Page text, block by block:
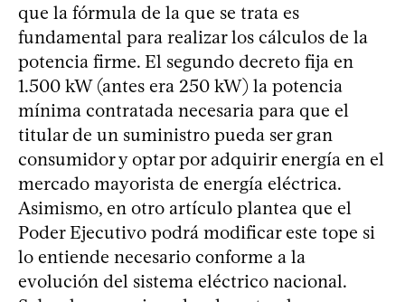
que la fórmula de la que se trata es
fundamental para realizar los cálculos de la
potencia firme. El segundo decreto fija en
1.500 kW (antes era 250 kW) la potencia
mínima contratada necesaria para que el
titular de un suministro pueda ser gran
consumidor y optar por adquirir energía en el
mercado mayorista de energía eléctrica.
Asimismo, en otro artículo plantea que el
Poder Ejecutivo podrá modificar este tope si
lo entiende necesario conforme a la
evolución del sistema eléctrico nacional.